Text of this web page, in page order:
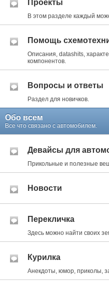
Проекты
В этом разделе каждый
Помощь
Описания, datashits,
компонентов.
Вопросы и ответы
Раздел для новичков.
Обо всем
Все что связано с автомобилем.
Девайсы для
Прикольные и полезные
Новости
Перекличка
Здесь можно найти своих
Курилка
Анекдоты, юмор, приколы,